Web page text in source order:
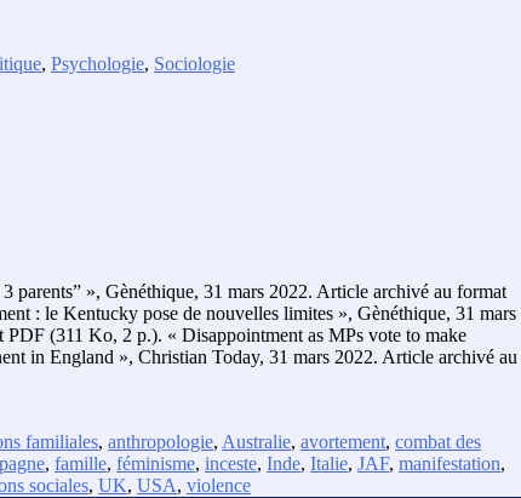
, Psychologie, Sociologie
parents” », Gènéthique, 31 mars 2022. Article archivé au format
: le Kentucky pose de nouvelles limites », Gènéthique, 31 mars
(311 Ko, 2 p.). « Disappointment as MPs vote to make
in England », Christian Today, 31 mars 2022. Article archivé au
familiales, anthropologie, Australie, avortement, combat des
, famille, féminisme, inceste, Inde, Italie, JAF, manifestation,
sociales, UK, USA, violence